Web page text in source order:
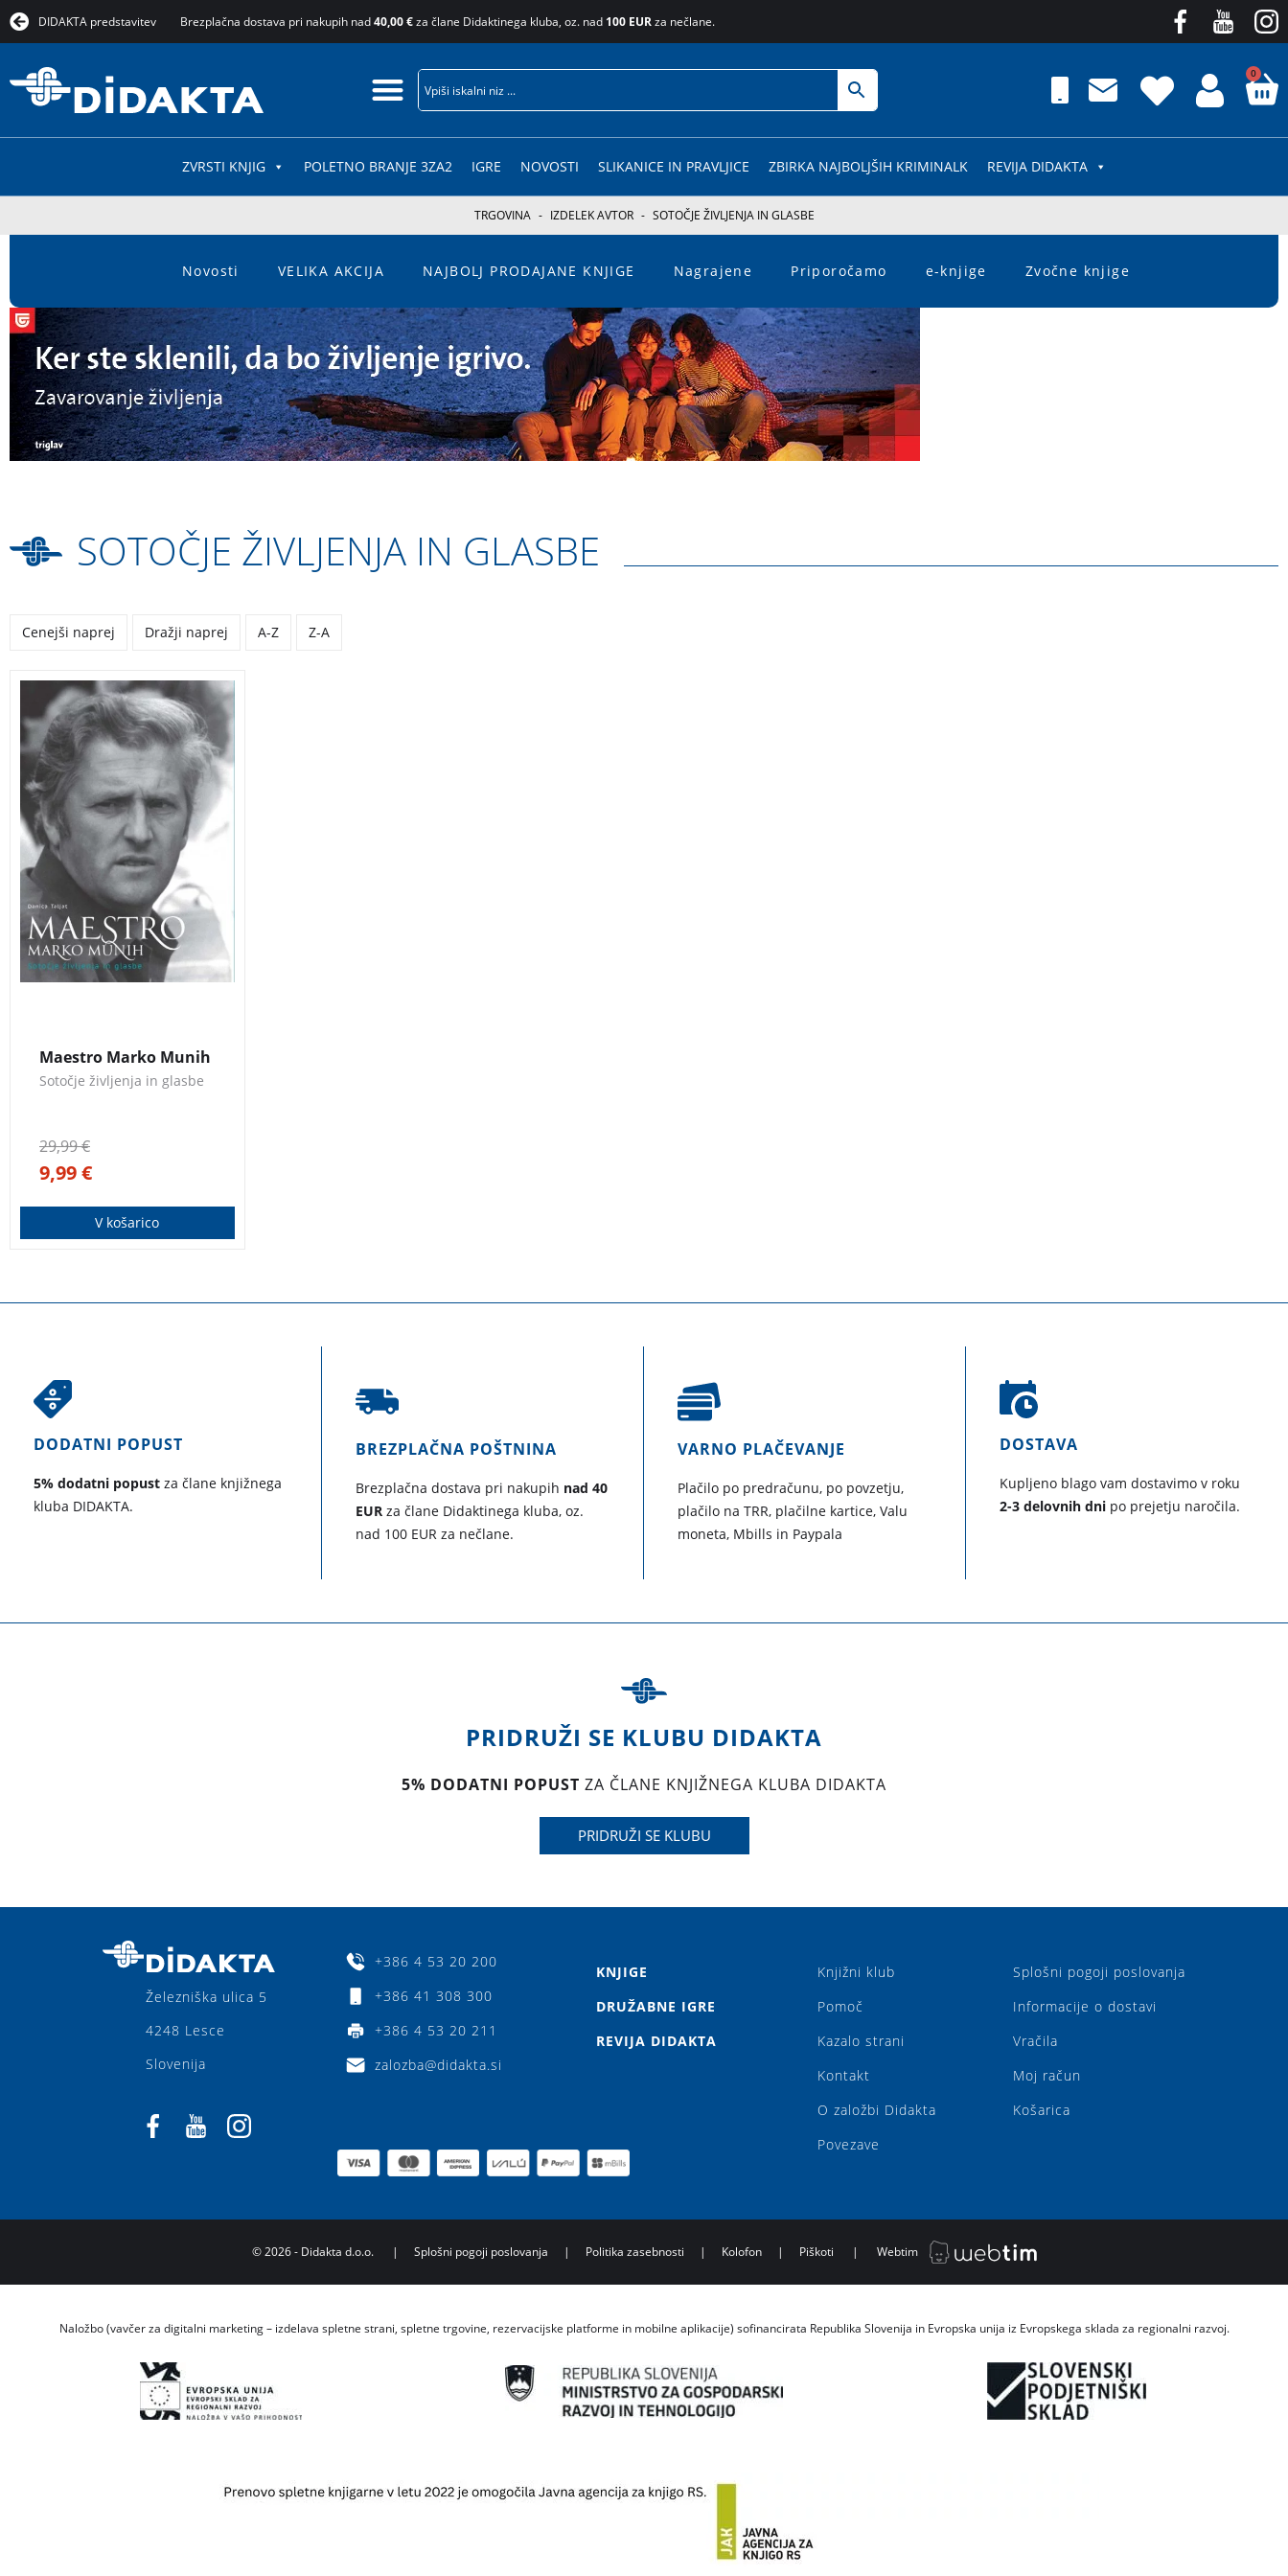
DIDAKTA predstavitev Brezplačna dostava pri nakupih nad40,00 €za člane Didaktinega kluba, oz. nad 100 EURza nečlane.
0
ZVRSTI KNJIG POLETNO BRANJE 3ZA2 IGRE NOVOSTI SLIKANICE IN PRAVLJICE ZBIRKA NAJBOLJŠIH KRIMINALK REVIJA DIDAKTA
TRGOVINA - IZDELEK AVTOR - SOTOČJE ŽIVLJENJA IN GLASBE
Novosti VELIKA AKCIJA NAJBOLJ PRODAJANE KNJIGE Nagrajene Priporočamo e-knjige Zvočne knjige
SOTOČJE ŽIVLJENJA IN GLASBE
Cenejši naprej Dražji naprej A-Z Z-A
Darilna monografija ob
umetnikovi 80-letnici, ki je
v slovensko glasbeno
zgodovino 20. stoletja
vpisan najprej in
najbogateje kot orkestrski
in zborovski dirigent.
Maestro Marko Munih
Sotočje življenja in glasbe
29,99€
9,99€
V košarico
DODATNI POPUST
5% dodatni popust za člane knjižnega
kluba DIDAKTA.
BREZPLAČNA POŠTNINA
Brezplačna dostava pri nakupih nad 40
EUR za člane Didaktinega kluba, oz.
nad 100 EUR za nečlane.
VARNO PLAČEVANJE
Plačilo po predračunu, po povzetju,
plačilo na TRR, plačilne kartice, Valu
moneta, Mbills in Paypala
DOSTAVA
Kupljeno blago vam dostavimo v roku
2-3 delovnih dni po prejetju naročila.
PRIDRUŽI SE KLUBU DIDAKTA
5% DODATNI POPUST ZA ČLANE KNJIŽNEGA KLUBA DIDAKTA
PRIDRUŽI SE KLUBU
Železniška ulica 5
4248 Lesce
Slovenija
+386 4 53 20 200
+386 41 308 300
+386 4 53 20 211
zalozba@didakta.si
KNJIGE
DRUŽABNE IGRE
REVIJA DIDAKTA
Knjižni klub
Pomoč
Kazalo strani
Kontakt
O založbi Didakta
Povezave
Splošni pogoji poslovanja
Informacije o dostavi
Vračila
Moj račun
Košarica
© 2026 - Didakta d.o.o. | Splošni pogoji poslovanja | Politika zasebnosti | Kolofon | Piškoti | Webtim
Naložbo (vavčer za digitalni marketing – izdelava spletne strani, spletne trgovine, rezervacijske platforme in mobilne aplikacije) sofinancirata Republika Slovenija in Evropska unija iz Evropskega sklada za regionalni razvoj.